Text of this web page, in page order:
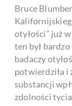
Bruce
otyłości” już
ten był
badaczy
potwierdziła i
substancji
zdolności